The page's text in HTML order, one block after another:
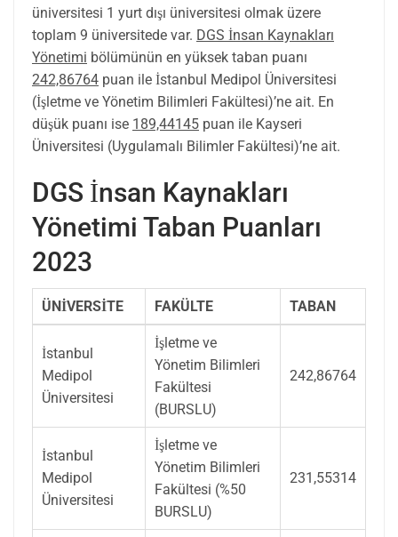
üniversitesi 1 yurt dışı üniversitesi olmak üzere
toplam 9 üniversitede var. DGS İnsan Kaynakları
Yönetimi bölümünün en yüksek taban puanı
242,86764 puan ile İstanbul Medipol Üniversitesi
(İşletme ve Yönetim Bilimleri Fakültesi)’ne ait. En
düşük puanı ise 189,44145 puan ile Kayseri
Üniversitesi (Uygulamalı Bilimler Fakültesi)’ne ait.
DGS İnsan Kaynakları
Yönetimi Taban Puanları
2023
ÜNİVERSİTE FAKÜLTE TABAN
İstanbul
Medipol
Üniversitesi
İşletme ve
Yönetim Bilimleri
Fakültesi
(BURSLU)
242,86764
İstanbul
Medipol
Üniversitesi
İşletme ve
Yönetim Bilimleri
Fakültesi (%50
BURSLU)
231,55314